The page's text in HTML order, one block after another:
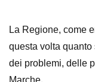
La Regione, come
questa volta
dei problemi, delle